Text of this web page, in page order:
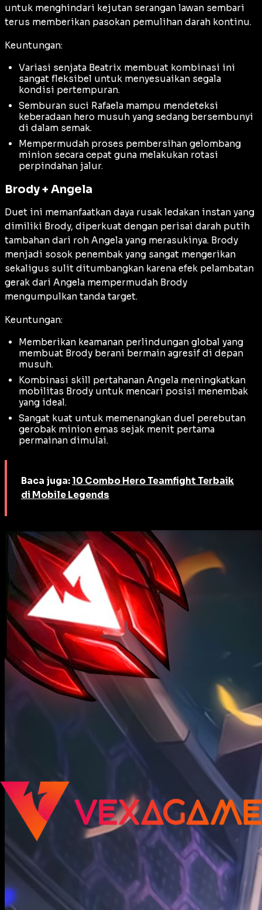
untuk menghindari kejutan serangan lawan sembari
terus memberikan pasokan pemulihan darah kontinu.
Keuntungan:
Variasi senjata Beatrix membuat kombinasi ini
sangat fleksibel untuk menyesuaikan segala
kondisi pertempuran.
Semburan suci Rafaela mampu mendeteksi
keberadaan hero musuh yang sedang bersembunyi
di dalam semak.
Mempermudah proses pembersihan gelombang
minion secara cepat guna melakukan rotasi
perpindahan jalur.
Brody + Angela
Duet ini memanfaatkan daya rusak ledakan instan yang
dimiliki Brody, diperkuat dengan perisai darah putih
tambahan dari roh Angela yang merasukinya. Brody
menjadi sosok penembak yang sangat mengerikan
sekaligus sulit ditumbangkan karena efek pelambatan
gerak dari Angela mempermudah Brody
mengumpulkan tanda target.
Keuntungan:
Memberikan keamanan perlindungan global yang
membuat Brody berani bermain agresif di depan
musuh.
Kombinasi skill pertahanan Angela meningkatkan
mobilitas Brody untuk mencari posisi menembak
yang ideal.
Sangat kuat untuk memenangkan duel perebutan
gerobak minion emas sejak menit pertama
permainan dimulai.
Baca juga: 10 Combo Hero Teamfight Terbaik
di Mobile Legends